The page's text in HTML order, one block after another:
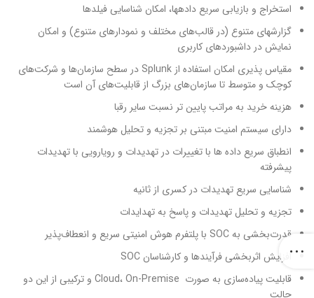
استخراج و بازیابی سریع داده­ها، امکان شناسایی فیلدها
گزارش­های متنوع (در قالب‌های مختلف و نمودارهای متنوع) و امکان
نمایش در داشبوردهای کاربری
مقیاس پذیری امکان استفاده از Splunk در سطح سازمان‌ها و شرکت‌های
کوچک و متوسط تا سازمان‌های بزرگ از قابلیت‌های آن است
هزینه خرید به مراتب پایین تر نسبت سایر رقبا
دارای سیستم امنیت مبتنی بر تجزیه و تحلیل هوشمند
انطباق سریع داده ها با تغییرات در تهدیدات و رویارویی با تهدیدات
پیشرفته
شناسایی سریع تهدیدات در کسری از ثانیه
تجزیه و تحلیل تهدیدات و پاسخ به تهدایدات
قدرت‌بخشی به SOC با پلتفرم هوش امنیتی سریع و انعطاف‌پذیر
افزایش اثربخشی فرآیندها و کارشناسان SOC
قابلیت پیاده‌سازی به صورت Cloud، On-Premise و ترکیبی از این دو
حالت